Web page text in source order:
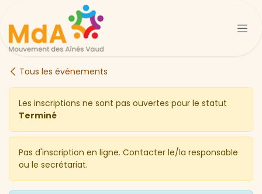
Se rendre au contenu
Tous les événements
Les inscriptions ne sont pas ouvertes pour le statut
Terminé
Pas d'inscription en ligne. Contacter le/la responsable
ou le secrétariat.